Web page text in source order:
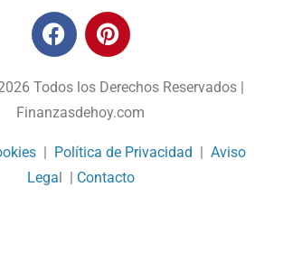
Todos los Derechos Reservados |
Finanzasdehoy.com
| Política de Privacidad | Aviso
Legal | Contacto